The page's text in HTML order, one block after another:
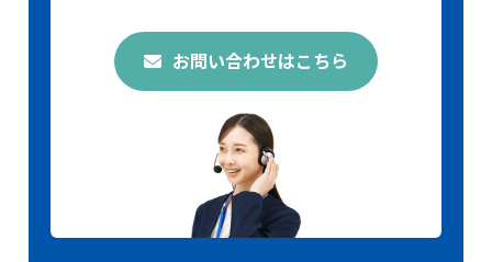
お問い合わせはこちら